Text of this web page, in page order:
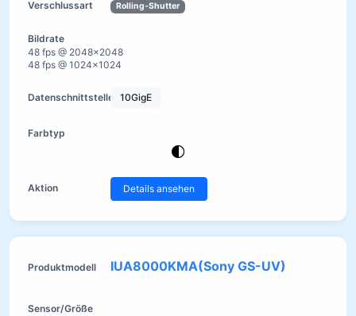
Rolling-Shutter
48 fps @ 2048×2048
48 fps @ 1024×1024
10GigE
Details ansehen
IUA8000KMA(Sony GS-UV)